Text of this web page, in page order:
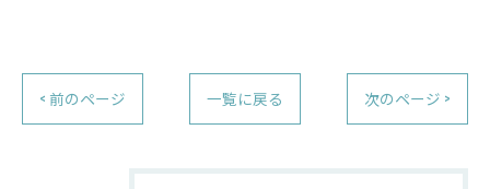
< 前のページ 一覧に戻る 次のページ >